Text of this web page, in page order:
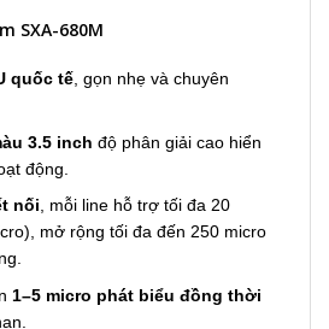
SXA-680M
quốc tế, gọn nhẹ và chuyên
3.5 inch độ phân giải cao hiển
động.
nối, mỗi line hỗ trợ tối đa 20
mở rộng tối đa đến 250 micro
1–5 micro phát biểu đồng thời